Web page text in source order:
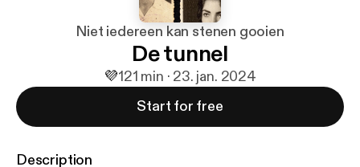
Niet iedereen kan stenen gooien
De tunnel
💜121 min · 23. jan. 2024
Start for free
Description